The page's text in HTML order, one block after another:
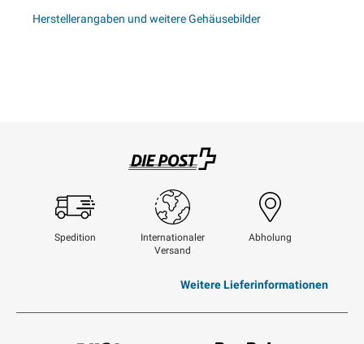
Herstellerangaben und weitere Gehäusebilder
Swisspost
Spedition
Internationaler
Versand
Abholung
Weitere Lieferinformationen